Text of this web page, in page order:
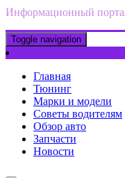
Информационный
Toggle navigation
Главная
Тюнинг
Марки и модели
Советы водителям
Обзор авто
Запчасти
Новости